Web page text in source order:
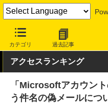
カテゴリ 過去記事
INTERNET Watch トピック
アクセスランキング
「Microsoftアカウン
う件名の偽メールにつ